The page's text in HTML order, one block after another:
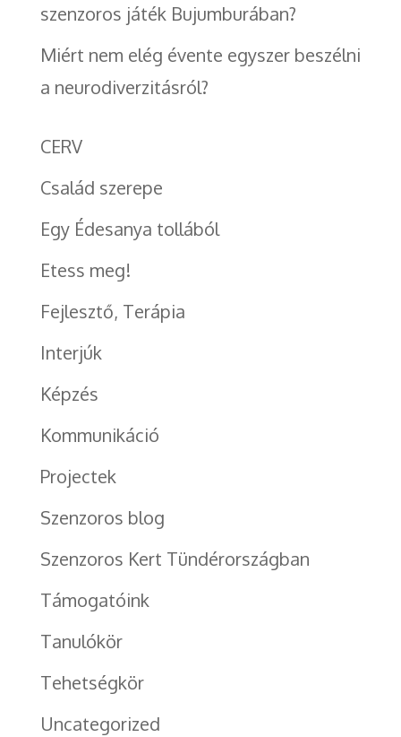
szenzoros játék Bujumburában?
Miért nem elég évente egyszer beszélni
a neurodiverzitásról?
CERV
Család szerepe
Egy Édesanya tollából
Etess meg!
Fejlesztő, Terápia
Interjúk
Képzés
Kommunikáció
Projectek
Szenzoros blog
Szenzoros Kert Tündérországban
Támogatóink
Tanulókör
Tehetségkör
Uncategorized